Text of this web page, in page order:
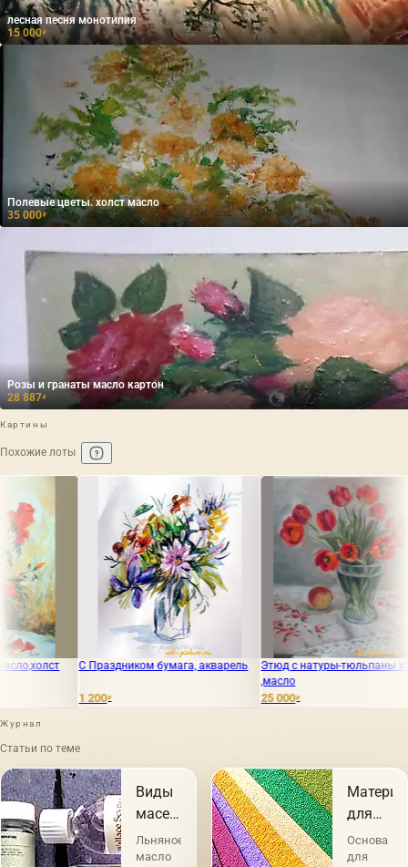
лесная песня монотипия
15 000₽
Полевые цветы. холст масло
35 000₽
Розы и гранаты масло картон
28 887₽
Картины
Похожие лоты
бумага, акварель
Этюд с натуры-тюльпаны холст
Цветы
Журнал
Статьи по теме
Виды
масел
в
живописи
Льняное
масло
для
и
Основа
для